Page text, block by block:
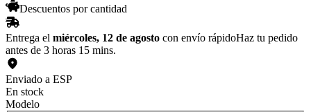
Descuentos por cantidad
Entrega el miércoles, 12 de agosto con envío rápidoHaz tu pedido
antes de 3 horas 15 mins.
Enviado a ESP
En stock
Modelo